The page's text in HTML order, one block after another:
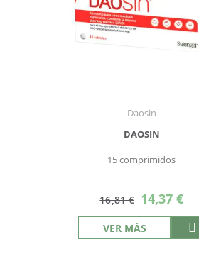
Daosin
DAOSIN
15 comprimidos
16,81 € Precio
especial
14,37 €
VER MÁS